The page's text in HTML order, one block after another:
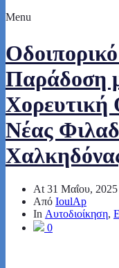
Menu
Παράδοση
Νέας
At 31 Μαΐου, 2025
Από IoulAp
In Αυτοδιοίκηση,
0